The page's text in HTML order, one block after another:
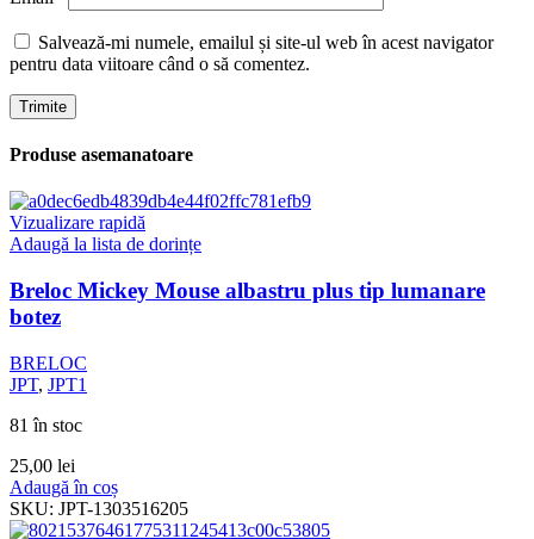
Salvează-mi numele, emailul și site-ul web în acest navigator
pentru data viitoare când o să comentez.
Produse asemanatoare
Vizualizare rapidă
Adaugă la lista de dorințe
Breloc Mickey Mouse albastru plus tip lumanare
botez
BRELOC
JPT, JPT1
81 în stoc
25,00 lei
Adaugă în coș
SKU: JPT-1303516205